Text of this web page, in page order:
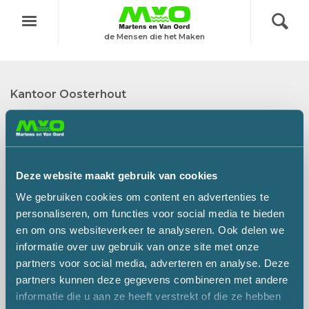
Deze website maakt gebruik van cookies
We gebruiken cookies om content en advertenties te
personaliseren, om functies voor social media te bieden
en om ons websiteverkeer te analyseren. Ook delen we
informatie over uw gebruik van onze site met onze
partners voor social media, adverteren en analyse. Deze
partners kunnen deze gegevens combineren met andere
informatie die u aan ze heeft verstrekt of die ze hebben
Menu de Mensen die het Maken
#Baggeren
Kantoor Oosterhout
Damweg 50
Postadres:
Postbus 326
4900 AH OOSTERHOUT
Telefoon:+31 (0)162 - 47 47 47
+31 (0)162 - 47 47 48
BTW-nr:
NL801973636B01